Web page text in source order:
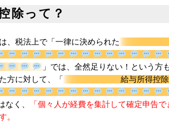
除って？
、税法上で「一律に決められた
」では、全然足りない！と
方に対して、「
給与所得控除
ではなく、「個々人が経費を集計して確定申
。